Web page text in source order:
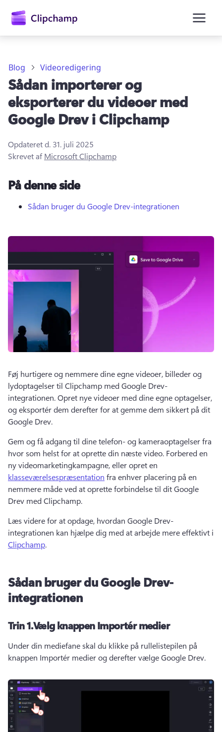
Log på
Blog Videoredigering
Sådan importerer og
eksporterer du videoer med
Google Drev i Clipchamp
Opdateret d. 31. juli 2025
Skrevet afMicrosoft Clipchamp
På denne side
Sådan bruger du Google Drev-integrationen
Føj hurtigere og nemmere dine egne videoer, billeder og
lydoptagelser til Clipchamp med Google Drev-
integrationen. Opret nye videoer med dine egne optagelser,
og eksportér dem derefter for at gemme dem sikkert på dit
Google Drev.
Gem og få adgang til dine telefon- og kameraoptagelser fra
hvor som helst for at oprette din næste video. Forbered en
ny videomarketingkampagne, eller opret en
klasseværelsespræsentation fra enhver placering på en
nemmere måde ved at oprette forbindelse til dit Google
Drev med Clipchamp.
Læs videre for at opdage, hvordan Google Drev-
Clipchamp.
Sådan bruger du Google Drev-
integrationen
Trin 1.Vælg knappen Importér medier
Under din mediefane skal du klikke på rullelistepilen på
knappen Importér medier og derefter vælge Google Drev.